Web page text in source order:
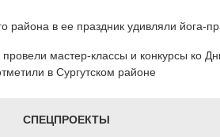
района в ее праздник удивляли йога-
провели мастер-классы и конкурсы ко
в Сургутском районе
СПЕЦПРОЕКТЫ